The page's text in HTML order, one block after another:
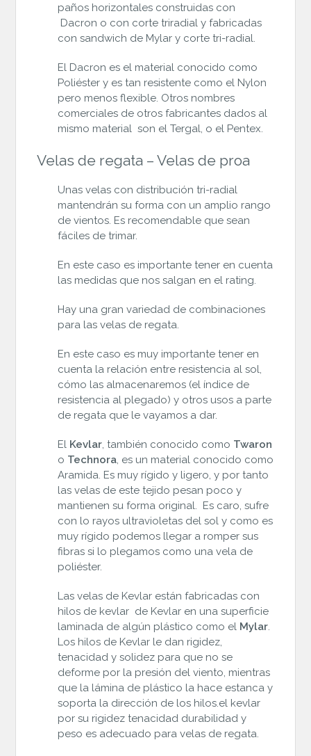
paños horizontales construidas con
Dacron o con corte triradial y fabricadas
con sandwich de Mylar y corte tri-radial.
El Dacron es el material conocido como
Poliéster y es tan resistente como el Nylon
pero menos flexible. Otros nombres
comerciales de otros fabricantes dados al
mismo material son el Tergal, o el Pentex.
Velas de regata – Velas de proa
Unas velas con distribución tri-radial
mantendrán su forma con un amplio rango
de vientos. Es recomendable que sean
fáciles de trimar.
En este caso es importante tener en cuenta
las medidas que nos salgan en el rating.
Hay una gran variedad de combinaciones
para las velas de regata.
En este caso es muy importante tener en
cuenta la relación entre resistencia al sol,
cómo las almacenaremos (el índice de
resistencia al plegado) y otros usos a parte
de regata que le vayamos a dar.
El Kevlar, también conocido como Twaron
o Technora, es un material conocido como
Aramida. Es muy rígido y ligero, y por tanto
las velas de este tejido pesan poco y
mantienen su forma original. Es caro, sufre
con lo rayos ultravioletas del sol y como es
muy rígido podemos llegar a romper sus
fibras si lo plegamos como una vela de
poliéster.
Las velas de Kevlar están fabricadas con
hilos de kevlar de Kevlar en una superficie
laminada de algún plástico como el Mylar.
Los hilos de Kevlar le dan rigidez,
tenacidad y solidez para que no se
deforme por la presión del viento, mientras
que la lámina de plástico la hace estanca y
soporta la dirección de los hilos.el kevlar
por su rigidez tenacidad durabilidad y
peso es adecuado para velas de regata.